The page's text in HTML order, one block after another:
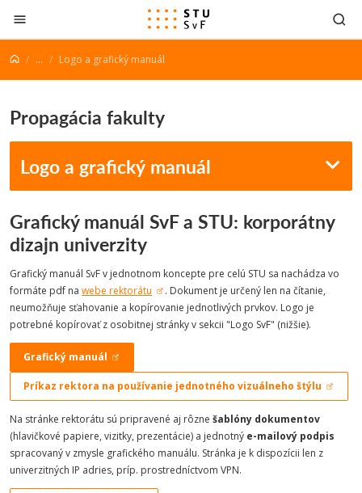
Prejsť na obsah
... Logo a grafický manuál
Propagácia fakulty
Logo a grafický manuál
Grafický manuál SvF a STU: korporátny
dizajn univerzity
Grafický manuál SvF v jednotnom koncepte pre celú STU sa nachádza vo
formáte pdf na webe rektorátu
. Dokument je určený len na čítanie,
neumožňuje sťahovanie a kopírovanie jednotlivých prvkov. Logo je
potrebné kopírovať z osobitnej stránky v sekcii "Logo SvF" (nižšie).
Grafický manuál
Príkaz rektora na používanie jednotného vizuálneho štýlu
Na stránke rektorátu sú pripravené aj rôzne šablóny dokumentov
(hlavičkové papiere, vizitky, prezentácie) a jednotný e-mailový podpis
spracovaný v zmysle grafického manuálu. Stránka je k dispozícii len z
univerzitných IP adries, príp. prostredníctvom VPN.